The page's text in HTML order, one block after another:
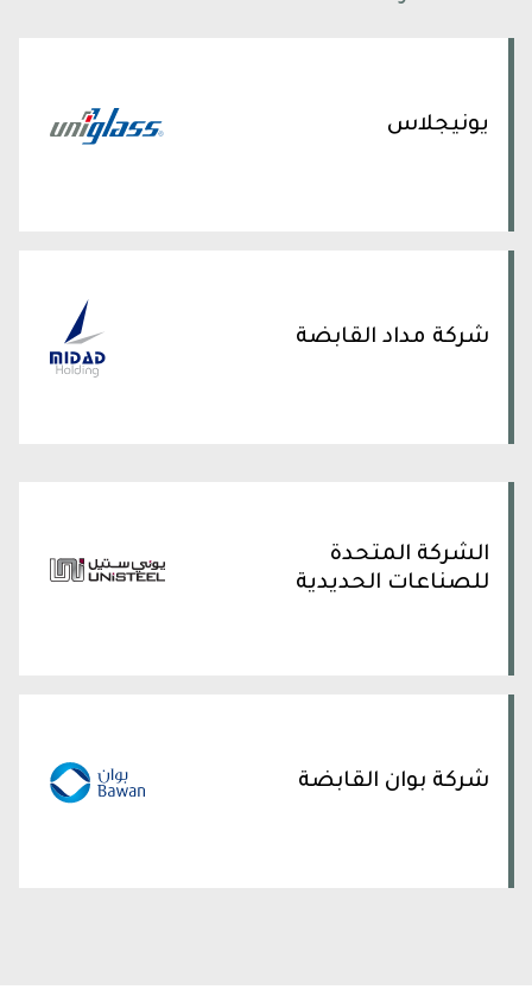
يونيجلاس
شركة مداد القابضة
الشركة المتحدة
للصناعات الحديدية
شركة بوان القابضة